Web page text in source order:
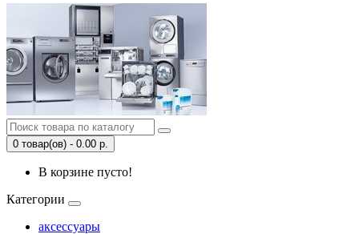
0 товар(ов) - 0.00 р.
В корзине пусто!
Категории
аксессуары